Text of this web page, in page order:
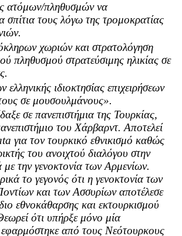
ατόμων/πληθυσμών να
σπίτια τους λόγω της τρομοκρατίας
χωριών και στρατολόγηση
πληθυσμού στρατεύσιμης ηλικίας σε
ιδιοκτησίας επιχειρήσεων
σε μουσουλμάνους».
σε πανεπιστήμια της Τουρκίας,
του Χάρβαρντ. Αποτελεί
για τον τουρκικό εθνικισμό καθώς
του ανοιχτού διαλόγου στην
με την γενοκτονία των Αρμενίων.
το γεγονός ότι η γενοκτονία των
και των Ασσυρίων αποτέλεσε
εθνοκάθαρσης και εκτουρκισμού
ότι υπήρξε μόνο μία
εφαρμόστηκε από τους Νεότουρκους